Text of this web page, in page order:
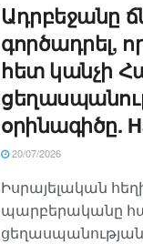
Ադրբեջանը
գործադրել,
հետ կանչի
օրինագիծը.
20/07/2026
Իսրայելական
պարբերականը